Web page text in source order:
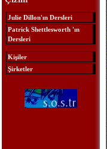
Julie Dillon'ın Dersleri
Patrick Shettlesworth 'ın
Dersleri
Kişiler
Şirketler